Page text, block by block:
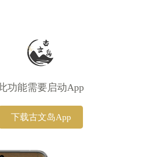
功能需要启动App
下载古文岛App